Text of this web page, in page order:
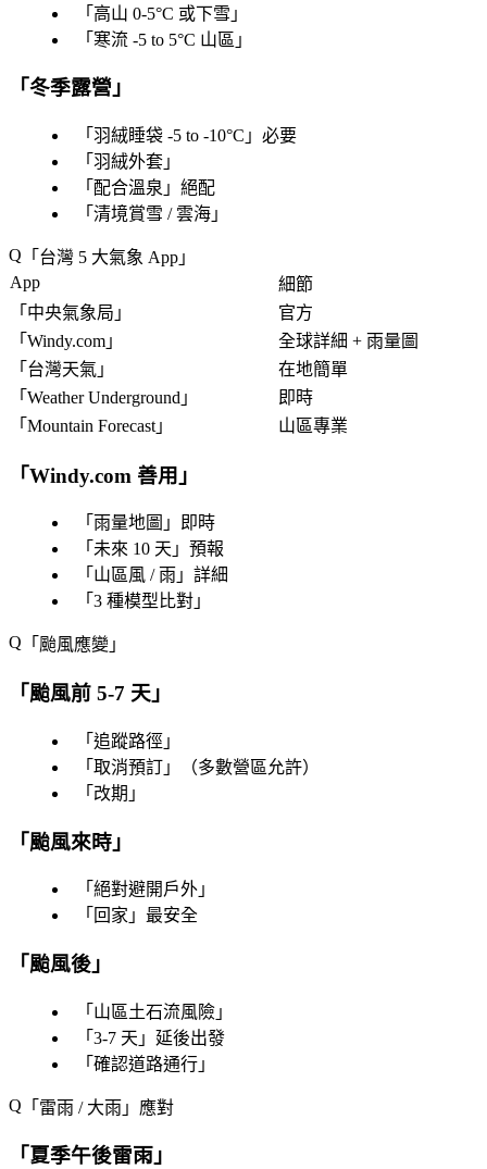
「 高山 0-5°C 或下雪 」
「 寒流 -5 to 5°C 山區 」
「冬季露營 」
「 羽絨睡袋 -5 to -10°C 」必要
「 羽絨外套 」
「 配合溫泉 」絕配
「 清境賞雪 / 雲海 」
「 台灣 5 大氣象 App 」
App
細節
「 中央氣象局 」
官方
「 Windy.com 」
全球詳細 + 雨量圖
「 台灣天氣 」
在地簡單
「 Weather Underground 」
即時
「 Mountain Forecast 」 山區專業
「Windy.com 善用 」
「 雨量地圖 」即時
「 未來 10 天 」預報
「 山區風 / 雨 」詳細
「 3 種模型比對 」
「 颱風應變 」
「 颱風前 5-7 天 」
「 追蹤路徑 」
「 取消預訂 」（多數營區允許）
「 改期 」
「颱風來時 」
「 絕對避開戶外 」
「 回家 」最安全
「 颱風後 」
「 山區土石流風險 」
「 3-7 天 」延後出發
「 確認道路通行 」
「 雷雨 / 大雨 」應對
「 夏季午後雷雨 」